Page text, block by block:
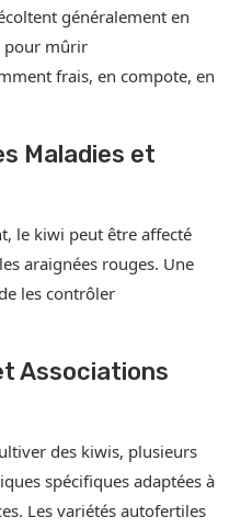
généralement en
pour mûrir
frais, en compote, en
Maladies et
le kiwi peut être affecté
araignées rouges. Une
les contrôler
Associations
des kiwis, plusieurs
spécifiques adaptées à
Les variétés autofertiles